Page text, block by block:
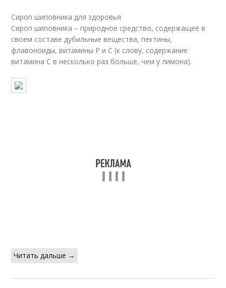
Сироп шиповника для здоровья
Сироп шиповника – природное средство, содержащее в
своем составе дубильные вещества, пектины,
флавоноиды, витамины Р и С (к слову, содержание
витамина С в несколько раз больше, чем у лимона).
Читать дальше →